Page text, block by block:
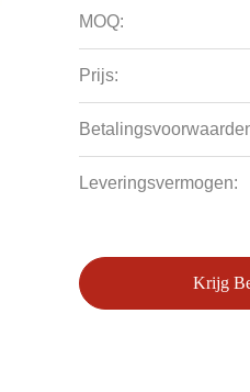
MOQ:
Prijs:
Leveringsvermogen:
Krijg